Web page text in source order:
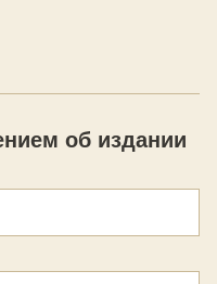
об издании